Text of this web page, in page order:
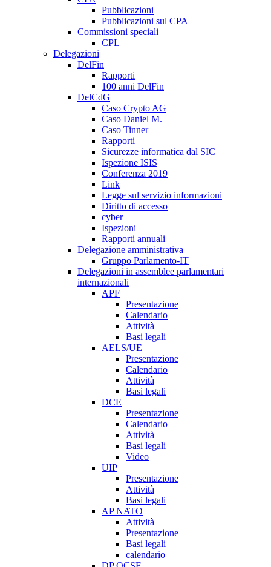
Pubblicazioni
Pubblicazioni sul CPA
Commissioni speciali
CPL
Delegazioni
DelFin
Rapporti
100 anni DelFin
DelCdG
Caso Crypto AG
Caso Daniel M.
Caso Tinner
Rapporti
Sicurezze informatica dal SIC
Ispezione ISIS
Conferenza 2019
Link
Legge sul servizio informazioni
Diritto di accesso
cyber
Ispezioni
Rapporti annuali
Delegazione amministrativa
Gruppo Parlamento-IT
Delegazioni in assemblee parlamentari
internazionali
APF
Presentazione
Calendario
Attività
Basi legali
AELS/UE
Presentazione
Calendario
Attività
Basi legali
DCE
Presentazione
Calendario
Attività
Basi legali
Video
UIP
Presentazione
Attività
Basi legali
AP NATO
Attività
Presentazione
Basi legali
calendario